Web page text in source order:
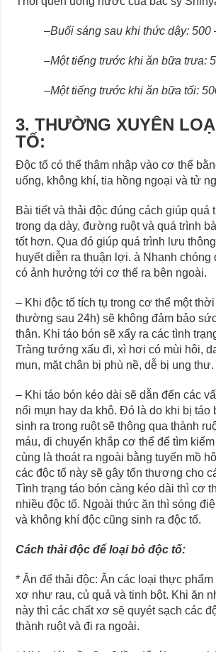
–Buổi sáng sau khi thức dậy: 500
–Một tiếng trước khi ăn bữa trưa:
–Một tiếng trước khi ăn bữa tối:
3. THƯỜNG XUYÊN
TỐ:
Độc tố có thể thâm nhập vào cơ thể
uống, không khí, tia hồng ngoại và tử
Bài tiết và thải độc đúng cách giúp quá
trong dạ dày, đường ruột và quá trình
tốt hơn. Qua đó giúp quá trình lưu
huyết diễn ra thuận lợi. à Nhanh chóng
có ảnh hưởng tới cơ thể ra bên ngoài.
– Khi độc tố tích tụ trong cơ thể một
thường sau 24h) sẽ không đảm bảo
thân. Khi táo bón sẽ xẩy ra các tình
Tràng tướng xấu đi, xì hơi có mùi hôi,
mụn, mặt chân bị phù nề, dễ bị ung thư.
– Khi táo bón kéo dài sẽ dẫn đến các
nổi mụn hay da khô. Đó là do khi bị táo
sinh ra trong ruột sẽ thông qua thành
máu, di chuyển khắp cơ thể để tìm
cùng là thoát ra ngoài bằng tuyến mồ
các độc tố này sẽ gây tổn thương cho
Tình trạng táo bón càng kéo dài thì cơ
nhiều độc tố. Ngoài thức ăn thì sóng
và không khí độc cũng sinh ra độc tố.
Cách thải độc để loại bỏ độc tố:
* Ăn để thải độc: Ăn các loại thực
xơ như rau, củ quả và tinh bột. Khi ăn
này thì các chất xơ sẽ quyét sạch các
thành ruột và đi ra ngoài.